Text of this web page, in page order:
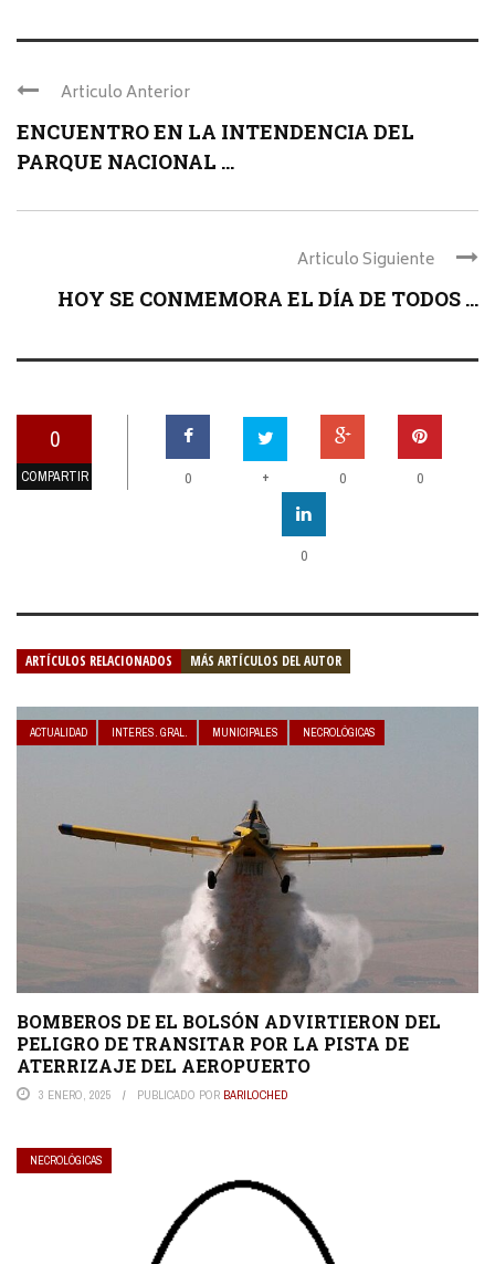
Articulo Anterior
ENCUENTRO EN LA INTENDENCIA DEL
PARQUE NACIONAL ...
Articulo Siguiente
HOY SE CONMEMORA EL DÍA DE TODOS ...
0
COMPARTIR 0 + 0 0
0
ARTÍCULOS RELACIONADOS MÁS ARTÍCULOS DEL AUTOR
ACTUALIDAD INTERES. GRAL. MUNICIPALES NECROLÓGICAS
BOMBEROS DE EL BOLSÓN ADVIRTIERON DEL
PELIGRO DE TRANSITAR POR LA PISTA DE
ATERRIZAJE DEL AEROPUERTO
3 ENERO, 2025 PUBLICADO POR BARILOCHED
NECROLÓGICAS